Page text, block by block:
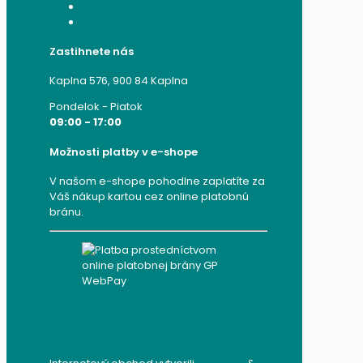
Zastihnete nás
Kaplna 576, 900 84 Kaplna
Pondelok - Piatok
09:00 - 17:00
Možnosti platby v e-shope
V našom e-shope pohodlne zaplatíte za
Váš nákup kartou cez online platobnú
bránu.